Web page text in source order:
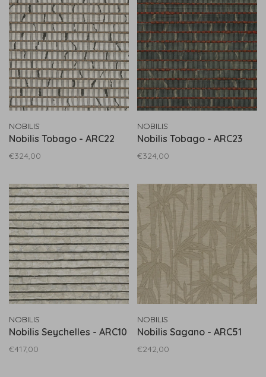
NOBILIS
Nobilis Tobago - ARC22
€324,00
NOBILIS
Nobilis Tobago - ARC23
€324,00
NOBILIS
Nobilis Seychelles - ARC10
€417,00
NOBILIS
Nobilis Sagano - ARC51
€242,00